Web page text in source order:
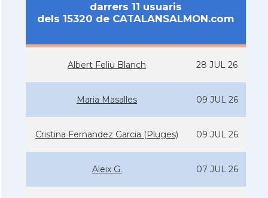
darrers 11 usuaris
dels 15320 de CATALANSALMON.com
Albert Feliu Blanch 28 JUL 26
Maria Masalles 09 JUL 26
Cristina Fernandez Garcia (Pluges) 09 JUL 26
Aleix G. 07 JUL 26